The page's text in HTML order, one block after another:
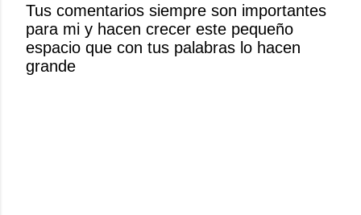
u
n
c
o
Tus comentarios siempre son importantes
para mi y hacen crecer este pequeño
espacio que con tus palabras lo hacen
grande